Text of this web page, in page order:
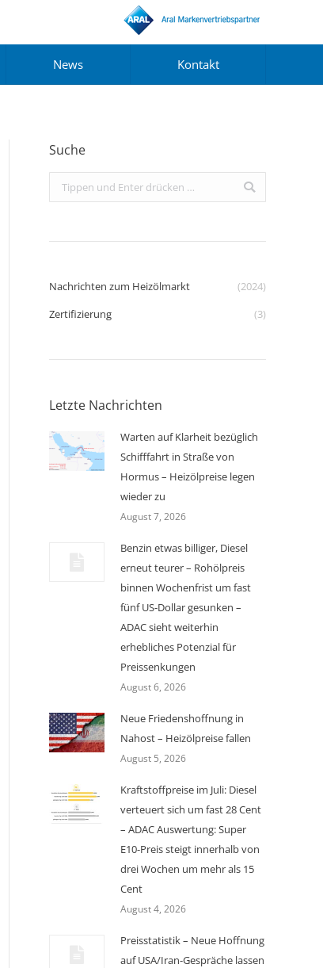
News Kontakt
Suche
Search:
Nachrichten zum Heizölmarkt
(2024)
Zertifizierung
(3)
Letzte Nachrichten
Warten auf Klarheit bezüglich
Schifffahrt in Straße von
Hormus – Heizölpreise legen
wieder zu
August 7, 2026
Benzin etwas billiger, Diesel
erneut teurer – Rohölpreis
binnen Wochenfrist um fast
fünf US-Dollar gesunken –
ADAC sieht weiterhin
erhebliches Potenzial für
Preissenkungen
August 6, 2026
Neue Friedenshoffnung in
Nahost – Heizölpreise fallen
August 5, 2026
Kraftstoffpreise im Juli: Diesel
verteuert sich um fast 28 Cent
– ADAC Auswertung: Super
E10-Preis steigt innerhalb von
drei Wochen um mehr als 15
Cent
August 4, 2026
Preisstatistik – Neue Hoffnung
auf USA/Iran-Gespräche lassen